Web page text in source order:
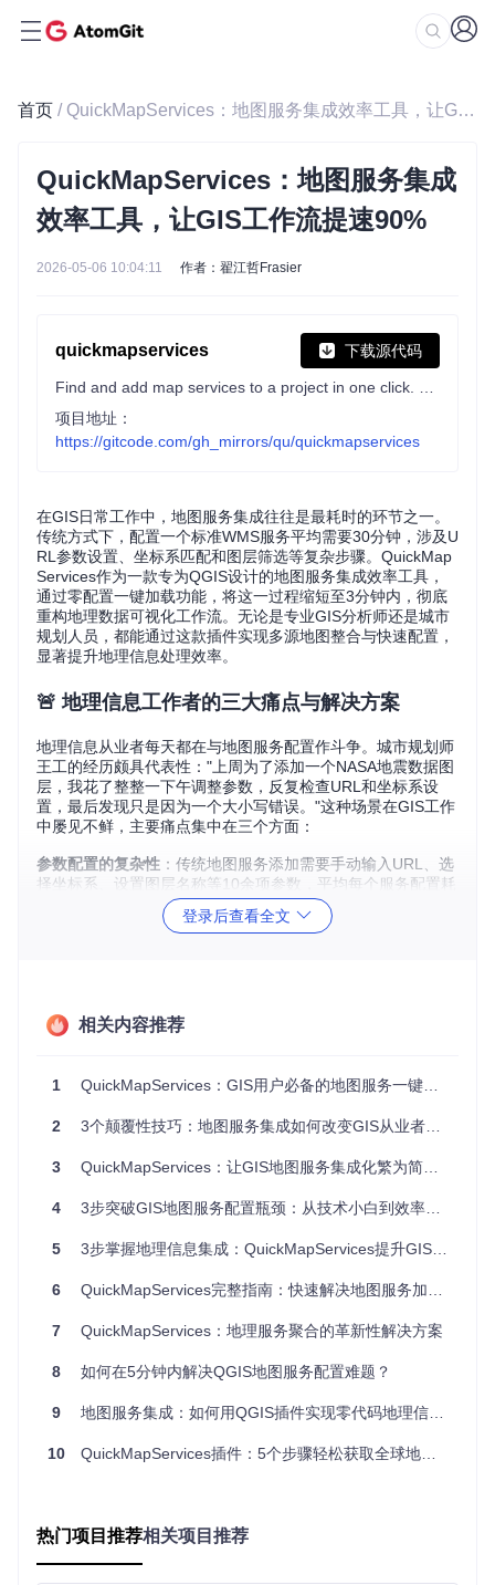
首页 / QuickMapServices：地图服务集成效率工具，让GIS工作流提速90%
QuickMapServices：地图服务集成
效率工具，让GIS工作流提速90%
2026-05-06 10:04:11 作者：翟江哲Frasier
quickmapservices 下载源代码
项目地址：
https://gitcode.com/gh_mirrors/qu/quickmapservices
在GIS日常工作中，地图服务集成往往是最耗时的环节之一。
传统方式下，配置一个标准WMS服务平均需要30分钟，涉及U
RL参数设置、坐标系匹配和图层筛选等复杂步骤。QuickMap
Services作为一款专为QGIS设计的地图服务集成效率工具，
通过零配置一键加载功能，将这一过程缩短至3分钟内，彻底
重构地理数据可视化工作流。无论是专业GIS分析师还是城市
规划人员，都能通过这款插件实现多源地图整合与快速配置，
显著提升地理信息处理效率。
🚨 地理信息工作者的三大痛点与解决方案
地理信息从业者每天都在与地图服务配置作斗争。城市规划师
王工的经历颇具代表性："上周为了添加一个NASA地震数据图
层，我花了整整一下午调整参数，反复检查URL和坐标系设
置，最后发现只是因为一个大小写错误。"这种场景在GIS工作
中屡见不鲜，主要痛点集中在三个方面：
参数配置的复杂性 ：传统地图服务添加需要手动输入URL、选
择坐标系、设置图层名称等10余项参数，平均每个服务配置耗
时25-30分钟，出错率高达40%。QuickMapServices通过预配
置服务库，将所有技术参数封装为可视化选项，用户只需点击
和匹配往往消耗大量工作时间。插件内置的多协议适配引擎支
持WMS、TMS、WFS等主流标准，自动完成协议转换和参数
专业知识门槛限制
：非GIS专业人员往往因不熟悉EPSG编
码、瓦片矩阵等专业概念而无法独立完成地图服务配置。Quic
kMapServices的智能推荐系统会根据用户项目的坐标系和比
例尺自动筛选匹配的地图服务，彻底消除技术门槛。
藏夹"功能保存为模板，下次使用直接调用，进一步节省80%
🚀 核心功能与实际操作指南
🔍 智能服务发现系统
：地质调查人员需要快速获取研究区域的基础地图和专题
数据
浏览器"→在搜索框输入关键词（如"地震"）→从结果列表中勾
收益
：传统需要30分钟的多源数据查找与配置过程，现在只需
务类别：
登录后查看全文
相关内容推荐
1 QuickMapServices：GIS用户必备的地图服务一键集成神器
2 3个颠覆性技巧：地图服务集成如何改变GIS从业者的日常工作流
3 QuickMapServices：让GIS地图服务集成化繁为简的插件解决方案
4 3步突破GIS地图服务配置瓶颈：从技术小白到效率高手的QuickMapServices实战指南
5 3步掌握地理信息集成：QuickMapServices提升GIS工作流效率指南
6 QuickMapServices完整指南：快速解决地图服务加载难题
7 QuickMapServices：地理服务聚合的革新性解决方案
8 如何在5分钟内解决QGIS地图服务配置难题？
9 地图服务集成：如何用QGIS插件实现零代码地理信息集成
10 QuickMapServices插件：5个步骤轻松获取全球地图服务
热门项目推荐相关项目推荐